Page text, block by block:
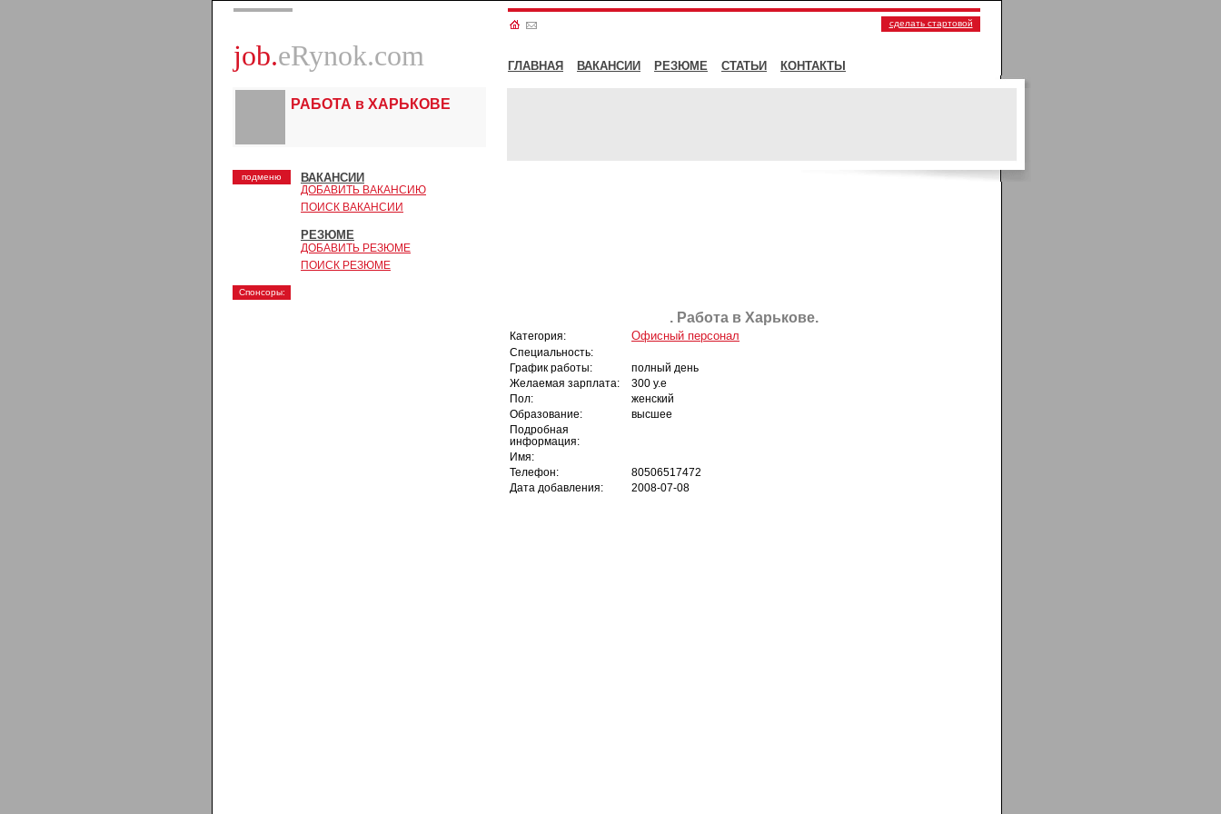
job.eRynok.com
сделать стартовой
ГЛАВНАЯ ВАКАНСИИ РЕЗЮМЕ СТАТЬИ КОНТАКТЫ
РАБОТА в ХАРЬКОВЕ
подменю ВАКАНСИИ
ДОБАВИТЬ ВАКАНСИЮ
ПОИСК ВАКАНСИИ
РЕЗЮМЕ
ДОБАВИТЬ РЕЗЮМЕ
ПОИСК РЕЗЮМЕ
Спонсоры:
. Работа в Харькове.
Категория: Офисный персонал
Специальность:
График работы:
полный день
Желаемая зарплата:
300 у.е
Пол:
женский
Образование:
высшее
Подробная
информация:
Имя:
Телефон:
80506517472
Дата добавления:
2008-07-08